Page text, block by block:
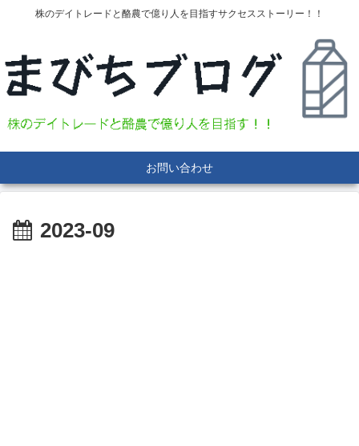
株のデイトレードと酪農で億り人を目指すサクセスストーリー！！
お問い合わせ
2023-09